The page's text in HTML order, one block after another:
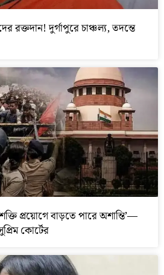
রক্তদান! দুর্গাপুরে চাঞ্চল্য, তদন্তে
প্রয়োগে বাড়তে পারে অশান্তি’—
কোর্টের